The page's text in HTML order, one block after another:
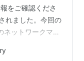
をご確認くださ
れました。今回の
ットワークマッ
レフィックス長